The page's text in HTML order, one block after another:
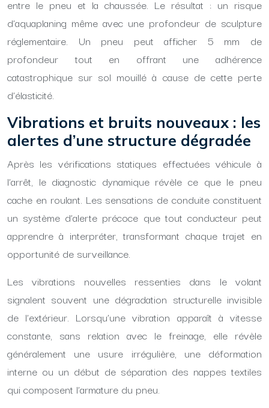
entre le pneu et la chaussée. Le résultat : un risque
d’aquaplaning même avec une profondeur de sculpture
réglementaire. Un pneu peut afficher 5 mm de
profondeur tout en offrant une adhérence
catastrophique sur sol mouillé à cause de cette perte
d’élasticité.
Vibrations et bruits nouveaux : les
alertes d’une structure dégradée
Après les vérifications statiques effectuées véhicule à
l’arrêt, le diagnostic dynamique révèle ce que le pneu
cache en roulant. Les sensations de conduite constituent
un système d’alerte précoce que tout conducteur peut
apprendre à interpréter, transformant chaque trajet en
opportunité de surveillance.
Les vibrations nouvelles ressenties dans le volant
signalent souvent une dégradation structurelle invisible
de l’extérieur. Lorsqu’une vibration apparaît à vitesse
constante, sans relation avec le freinage, elle révèle
généralement une usure irrégulière, une déformation
interne ou un début de séparation des nappes textiles
qui composent l’armature du pneu.